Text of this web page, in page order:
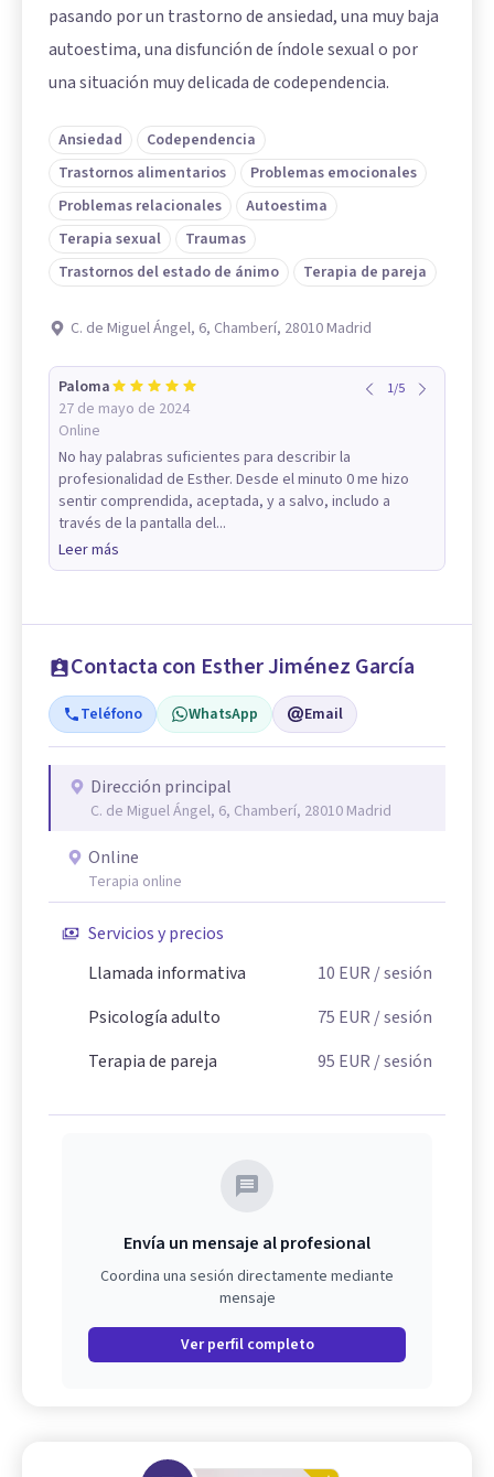
pasando por un trastorno de ansiedad, una muy baja
autoestima, una disfunción de índole sexual o por
una situación muy delicada de codependencia.
Ansiedad
Codependencia
Trastornos alimentarios
Problemas emocionales
Problemas relacionales
Autoestima
Terapia sexual
Traumas
Trastornos del estado de ánimo
Terapia de pareja
C. de Miguel Ángel, 6, Chamberí, 28010 Madrid
Paloma
27 de mayo de 2024
Online
1/5
No hay palabras suficientes para describir la
profesionalidad de Esther. Desde el minuto 0 me hizo
sentir comprendida, aceptada, y a salvo, includo a
través de la pantalla del...
Leer más
Contacta con Esther Jiménez García
Teléfono WhatsApp Email
Dirección principal
C. de Miguel Ángel, 6, Chamberí, 28010 Madrid
Online
Terapia online
Servicios y precios
Llamada informativa
10 EUR / sesión
Psicología adulto
75 EUR / sesión
Terapia de pareja
95 EUR / sesión
Envía un mensaje al profesional
Coordina una sesión directamente mediante
mensaje
Ver perfil completo